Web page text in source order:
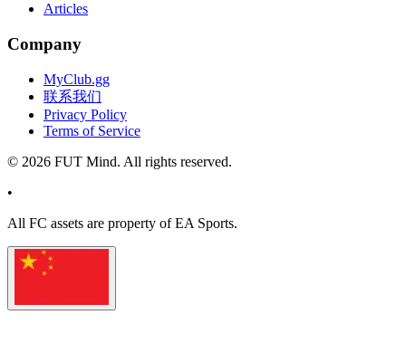
Articles
Company
MyClub.gg
联系我们
Privacy Policy
Terms of Service
© 2026 FUT Mind. All rights reserved.
•
All FC assets are property of EA Sports.